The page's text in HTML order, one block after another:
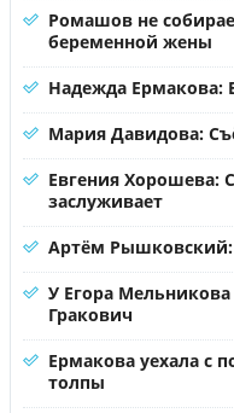
Ромашов не
беременной жены
Надежда Ермакова:
Мария Давидова:
Евгения Хорошева:
заслуживает
Артём
У Егора
Гракович
Ермакова уехала с
толпы